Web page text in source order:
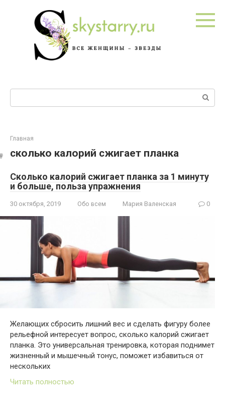
Поиск:
Главная
сколько калорий сжигает планка
Сколько калорий сжигает планка за 1 минуту
и больше, польза упражнения
30 октября, 2019 Обо всем Мария Валенская 0
Желающих сбросить лишний вес и сделать фигуру более
рельефной интересует вопрос, сколько калорий сжигает
планка. Это универсальная тренировка, которая поднимет
жизненный и мышечный тонус, поможет избавиться от
нескольких
Читать полностью